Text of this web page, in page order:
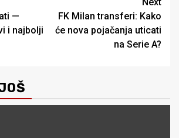
—
i najbolji
FK Milan transferi: Kako
će nova pojačanja uticati
na Serie A?